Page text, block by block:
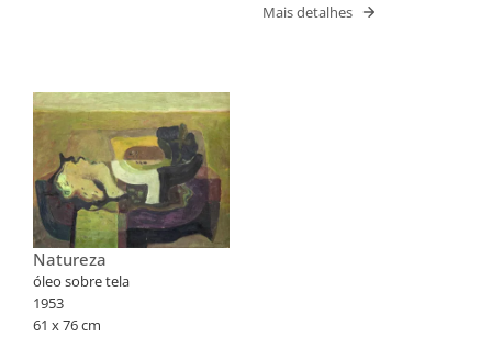
Mais detalhes
Natureza
óleo sobre tela
1953
61 x 76 cm